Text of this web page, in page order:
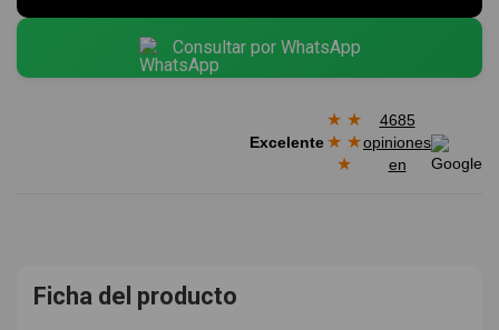
Consultar por WhatsApp
Excelente
★ ★
★ ★
★
4685
opiniones
en
Ficha del producto